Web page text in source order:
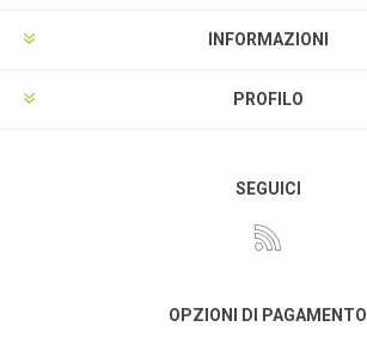
INFORMAZIONI
PROFILO
SEGUICI
OPZIONI DI PAGAMENTO